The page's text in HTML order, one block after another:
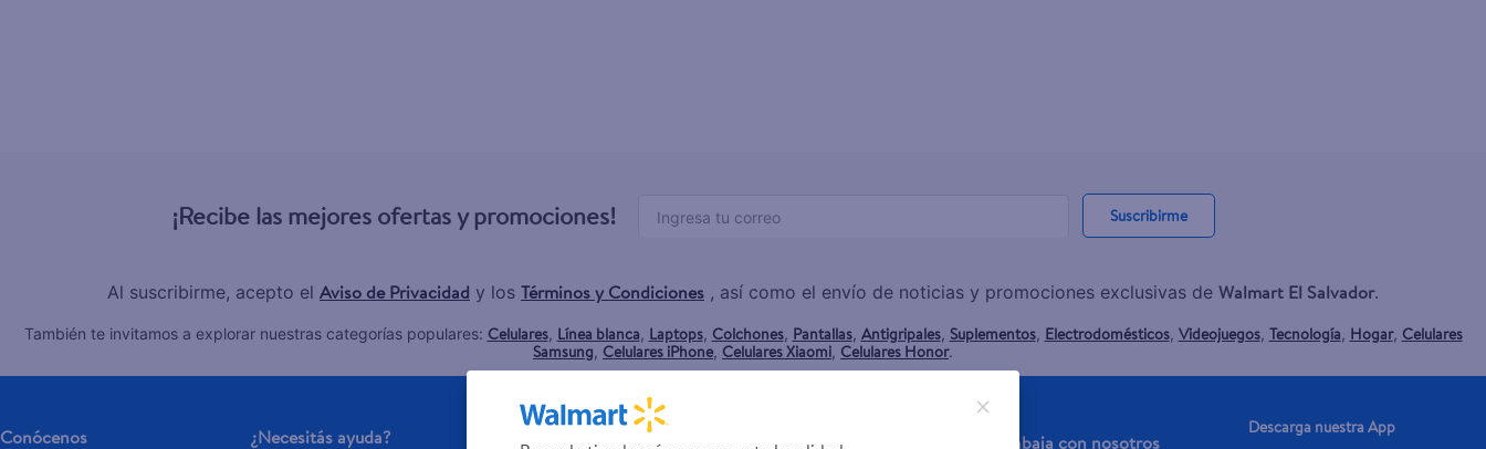
¡Recibe las mejores ofertas y promociones! Suscribirme
Al suscribirme, acepto el Aviso de Privacidad y los Términos y Condiciones , así como el envío de noticias y promociones exclusivas de Walmart El Salvador.
También te invitamos a explorar nuestras categorías populares: Celulares, Línea blanca, Laptops, Colchones, Pantallas, Antigripales, Suplementos, Electrodomésticos, Videojuegos, Tecnología, Hogar, Celulares
Samsung, Celulares iPhone, Celulares Xiaomi, Celulares Honor.
Conócenos ¿Necesitás ayuda? Financiamiento Trabaja con nosotros
Descarga nuestra App